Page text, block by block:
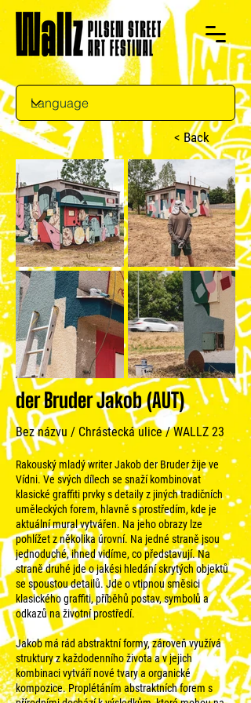
< Back
der Bruder Jakob (AUT)
Bez názvu / Chrástecká ulice / WALLZ 23
Rakouský mladý writer Jakob der Bruder žije ve
Vídni. Ve svých dílech se snaží kombinovat
klasické graffiti prvky s detaily z jiných tradičních
uměleckých forem, hlavně s prostředím, kde je
aktuální mural vytvářen. Na jeho obrazy lze
pohlížet z několika úrovní. Na jedné straně jsou
jednoduché, ihned vidíme, co představují. Na
straně druhé jde o jakési hledání skrytých objektů
se spoustou detailů. Jde o vtipnou směsici
klasického graffiti, příběhů postav, symbolů a
odkazů na životní prostředí.
Jakob má rád abstraktní formy, zároveň využívá
struktury z každodenního života a v jejich
kombinaci vytváří nové tvary a organické
kompozice. Proplétáním abstraktních forem s